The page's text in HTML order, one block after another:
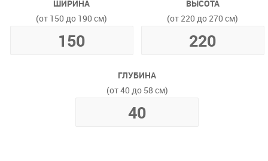
ШИРИНА
(от 150 до 190 см)
ВЫСОТА
(от 220 до 270 см)
ГЛУБИНА
(от 40 до 58 см)